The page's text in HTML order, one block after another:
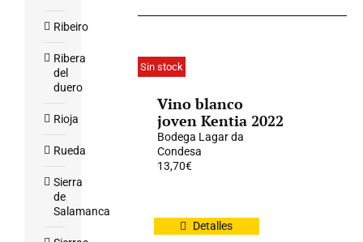
Sin stock
Vino blanco
joven Kentia 2022
Bodega Lagar da
Condesa
13,70€
Detalles
Ribeiro
Ribera
del
duero
Rioja
Rueda
Sierra
de
Salamanca